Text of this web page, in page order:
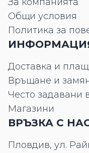
Общи условия
Политика за
Доставка и
Връщане и
Често задавани
Магазини
ВРЪЗКА С
Пловдив, ул.